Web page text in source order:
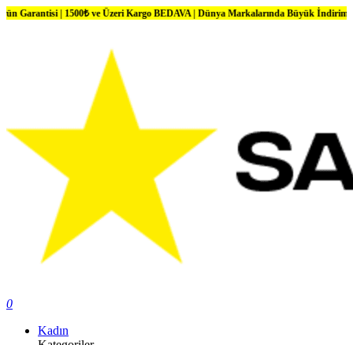
| 1500₺ ve Üzeri Kargo BEDAVA | Dünya Markalarında Büyük İndirimler
0
Kadın